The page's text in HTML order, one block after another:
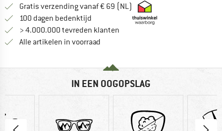
Gratis verzending vanaf € 69 (NL) Vind hier de
100 dagen bedenktijd Vind de betalingsinformatie hier!
> 4.000.000 tevreden klanten
Alle artikelen in voorraad
IN EEN OOGOPSLAG